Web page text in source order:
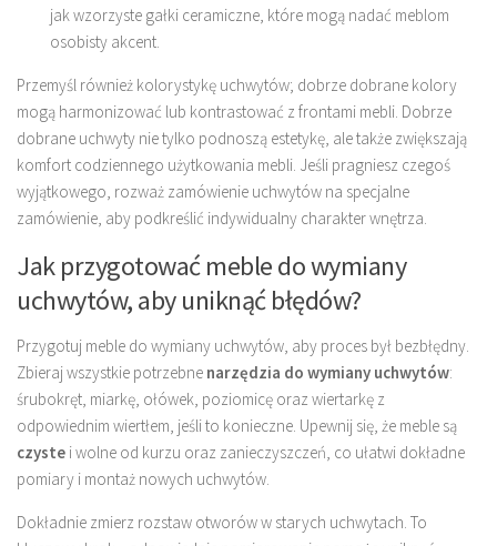
jak wzorzyste gałki ceramiczne, które mogą nadać meblom
osobisty akcent.
Przemyśl również kolorystykę uchwytów; dobrze dobrane kolory
mogą harmonizować lub kontrastować z frontami mebli. Dobrze
dobrane uchwyty nie tylko podnoszą estetykę, ale także zwiększają
komfort codziennego użytkowania mebli. Jeśli pragniesz czegoś
wyjątkowego, rozważ zamówienie uchwytów na specjalne
zamówienie, aby podkreślić indywidualny charakter wnętrza.
Jak przygotować meble do wymiany
uchwytów, aby uniknąć błędów?
Przygotuj meble do wymiany uchwytów, aby proces był bezbłędny.
Zbieraj wszystkie potrzebne narzędzia do wymiany uchwytów:
śrubokręt, miarkę, ołówek, poziomicę oraz wiertarkę z
odpowiednim wiertłem, jeśli to konieczne. Upewnij się, że meble są
czyste i wolne od kurzu oraz zanieczyszczeń, co ułatwi dokładne
pomiary i montaż nowych uchwytów.
Dokładnie zmierz rozstaw otworów w starych uchwytach. To